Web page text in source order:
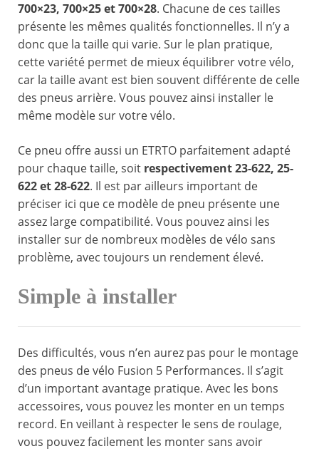
700×23, 700×25 et 700×28. Chacune de ces tailles
présente les mêmes qualités fonctionnelles. Il n’y a
donc que la taille qui varie. Sur le plan pratique,
cette variété permet de mieux équilibrer votre vélo,
car la taille avant est bien souvent différente de celle
des pneus arrière. Vous pouvez ainsi installer le
même modèle sur votre vélo.
Ce pneu offre aussi un ETRTO parfaitement adapté
pour chaque taille, soit respectivement 23-622, 25-
622 et 28-622. Il est par ailleurs important de
préciser ici que ce modèle de pneu présente une
assez large compatibilité. Vous pouvez ainsi les
installer sur de nombreux modèles de vélo sans
problème, avec toujours un rendement élevé.
Simple à installer
Des difficultés, vous n’en aurez pas pour le montage
des pneus de vélo Fusion 5 Performances. Il s’agit
d’un important avantage pratique. Avec les bons
accessoires, vous pouvez les monter en un temps
record. En veillant à respecter le sens de roulage,
vous pouvez facilement les monter sans avoir